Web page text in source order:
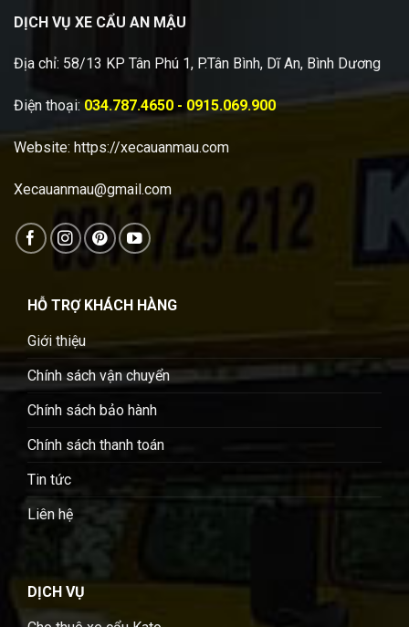
DỊCH VỤ XE CẨU AN MẬU
Địa chỉ: 58/13 KP Tân Phú 1, P.Tân Bình, Dĩ An, Bình Dương
Điện thoại: 034.787.4650 - 0915.069.900
Website: https://xecauanmau.com
Xecauanmau@gmail.com
HỖ TRỢ KHÁCH HÀNG
Giới thiệu
Chính sách vận chuyển
Chính sách bảo hành
Chính sách thanh toán
Tin tức
Liên hệ
DỊCH VỤ